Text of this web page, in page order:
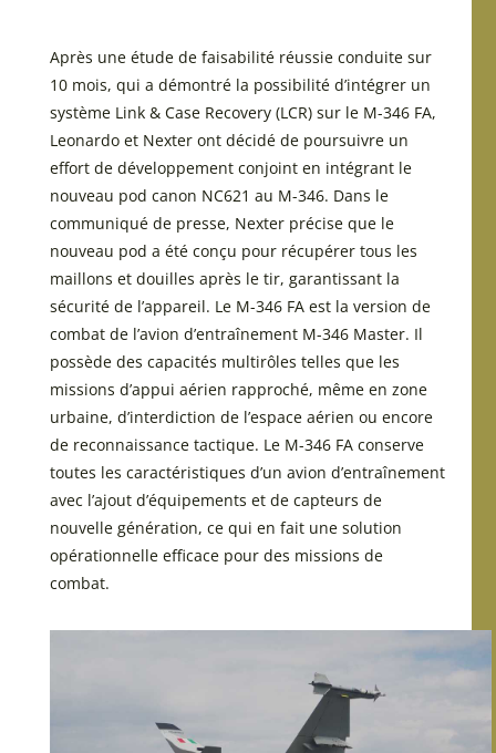
Après une étude de faisabilité réussie conduite sur
10 mois, qui a démontré la possibilité d’intégrer un
système Link & Case Recovery (LCR) sur le M-346 FA,
Leonardo et Nexter ont décidé de poursuivre un
effort de développement conjoint en intégrant le
nouveau pod canon NC621 au M-346. Dans le
communiqué de presse, Nexter précise que le
nouveau pod a été conçu pour récupérer tous les
maillons et douilles après le tir, garantissant la
sécurité de l’appareil. Le M-346 FA est la version de
combat de l’avion d’entraînement M-346 Master. Il
possède des capacités multirôles telles que les
missions d’appui aérien rapproché, même en zone
urbaine, d’interdiction de l’espace aérien ou encore
de reconnaissance tactique. Le M-346 FA conserve
toutes les caractéristiques d’un avion d’entraînement
avec l’ajout d’équipements et de capteurs de
nouvelle génération, ce qui en fait une solution
opérationnelle efficace pour des missions de
combat.